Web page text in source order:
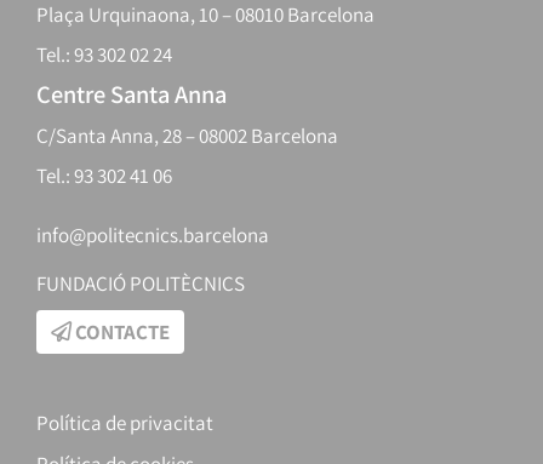
Plaça Urquinaona, 10 – 08010 Barcelona
Tel.: 93 302 02 24
Centre Santa Anna
C/Santa Anna, 28 – 08002 Barcelona
Tel.: 93 302 41 06
info@politecnics.barcelona
FUNDACIÓ POLITÈCNICS
CONTACTE
Política de privacitat